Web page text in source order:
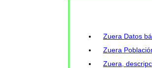
Zuera Datos
Zuera
Zuera,